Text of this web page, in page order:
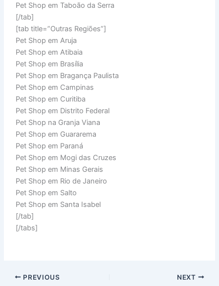
Pet Shop em Taboão da Serra
[/tab]
[tab title=”Outras Regiões”]
Pet Shop em Aruja
Pet Shop em Atibaia
Pet Shop em Brasília
Pet Shop em Bragança Paulista
Pet Shop em Campinas
Pet Shop em Curitiba
Pet Shop em Distrito Federal
Pet Shop na Granja Viana
Pet Shop em Guararema
Pet Shop em Paraná
Pet Shop em Mogi das Cruzes
Pet Shop em Minas Gerais
Pet Shop em Rio de Janeiro
Pet Shop em Salto
Pet Shop em Santa Isabel
[/tab]
[/tabs]
PREVIOUS NEXT